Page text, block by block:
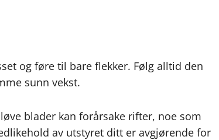
og føre til bare flekker. Følg alltid den
sunn vekst.
blader kan forårsake rifter, noe som
av utstyret ditt er avgjørende for